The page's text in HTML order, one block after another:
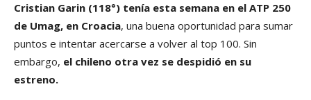
Cristian Garin (118°) tenía esta semana en el ATP 250
de Umag, en Croacia, una buena oportunidad para sumar
puntos e intentar acercarse a volver al top 100. Sin
embargo, el chileno otra vez se despidió en su
estreno.